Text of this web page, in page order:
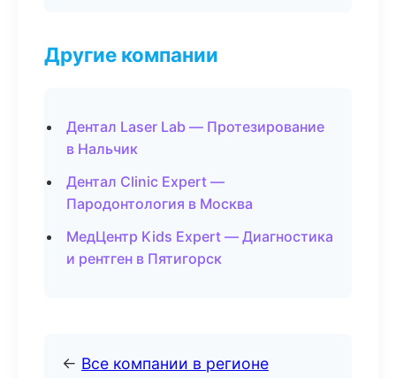
Другие компании
Дентал Laser Lab — Протезирование
в Нальчик
Дентал Clinic Expert —
Пародонтология в Москва
МедЦентр Kids Expert — Диагностика
и рентген в Пятигорск
← Все компании в регионе